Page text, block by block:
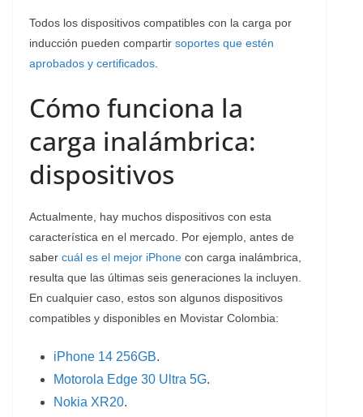
Todos los dispositivos compatibles con la carga por
inducción pueden compartir soportes que estén
aprobados y certificados
Cómo funciona la
carga inalámbrica:
dispositivos
Actualmente, hay muchos dispositivos con esta
característica en el mercado. Por ejemplo, antes de
saber cuál es el mejor iPhone con carga inalámbrica,
resulta que las últimas seis generaciones la incluyen.
En cualquier caso, estos son algunos dispositivos
compatibles y disponibles en Movistar Colombia:
iPhone 14 256GB.
Motorola Edge 30 Ultra 5G.
Nokia XR20.